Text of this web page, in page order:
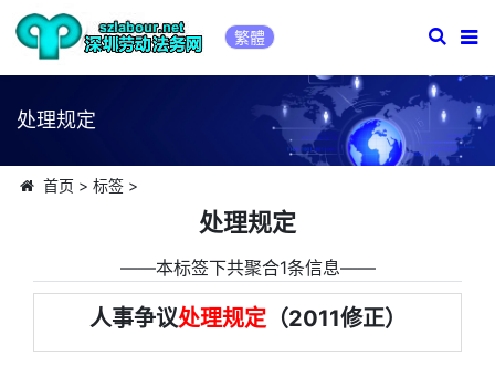
繁體
处理规定
首页 > 标签>
处理规定
――本标签下共聚合1条信息――
人事争议处理规定（2011修正）